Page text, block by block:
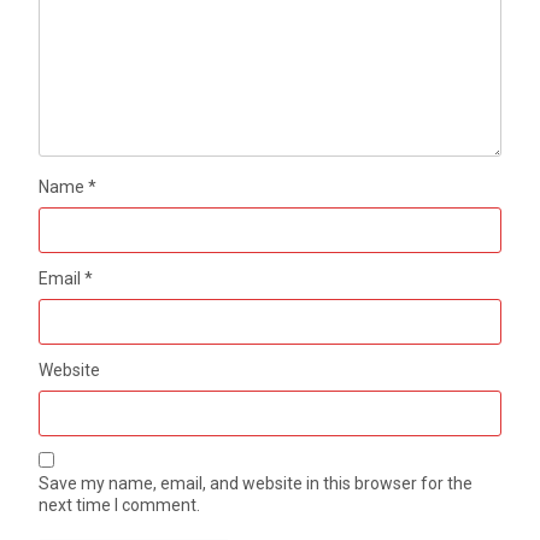
Name*
Email*
Website
Save my name, email, and website in this browser for the
next time I comment.